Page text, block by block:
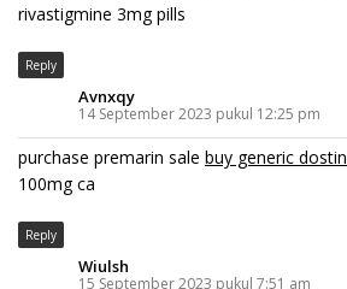
rivastigmine 3mg pills
Reply
Avnxqy
14 September 2023 pukul 12:25 pm
purchase premarin sale buy generic
100mg ca
Reply
Wiulsh
15 September 2023 pukul 7:51 am